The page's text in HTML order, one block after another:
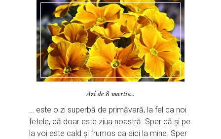
Azi de 8 martie…
… este o zi superbă de primăvară, la fel ca noi
fetele, că doar este ziua noastră. Sper că și pe
la voi este cald și frumos ca aici la mine. Sper